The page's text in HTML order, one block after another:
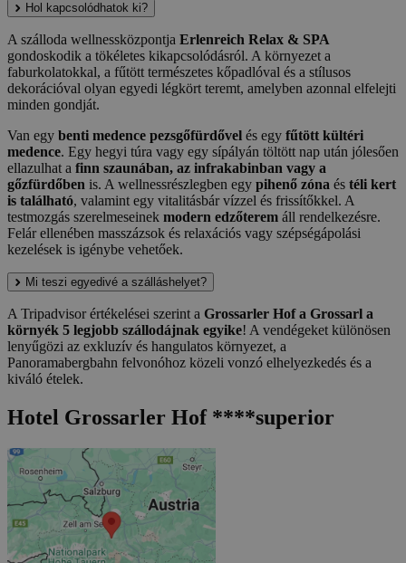
Hol kapcsolódhatok ki?
A szálloda wellnessközpontja Erlenreich Relax & SPA
gondoskodik a tökéletes kikapcsolódásról. A környezet a
faburkolatokkal, a fűtött természetes kőpadlóval és a stílusos
dekorációval olyan egyedi légkört teremt, amelyben azonnal elfelejti
minden gondját.
Van egy benti medence pezsgőfürdővel és egy fűtött kültéri
medence. Egy hegyi túra vagy egy sípályán töltött nap után jólesően
ellazulhat a finn szaunában, az infrakabinban vagy a
gőzfürdőben is. A wellnessrészlegben egy pihenő zóna és téli kert
is található, valamint egy vitalitásbár vízzel és frissítőkkel. A
testmozgás szerelmeseinek modern edzőterem áll rendelkezésre.
Felár ellenében masszázsok és relaxációs vagy szépségápolási
kezelések is igénybe vehetőek.
Mi teszi egyedivé a szálláshelyet?
A Tripadvisor értékelései szerint a Grossarler Hof a Grossarl a
környék 5 legjobb szállodájnak egyike! A vendégeket különösen
lenyűgözi az exkluzív és hangulatos környezet, a
Panoramabergbahn felvonóhoz közeli vonzó elhelyezkedés és a
kiváló ételek.
Hotel Grossarler Hof ****superior